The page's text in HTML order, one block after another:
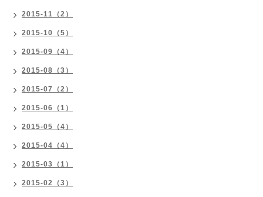
2015-11（2）
2015-10（5）
2015-09（4）
2015-08（3）
2015-07（2）
2015-06（1）
2015-05（4）
2015-04（4）
2015-03（1）
2015-02（3）